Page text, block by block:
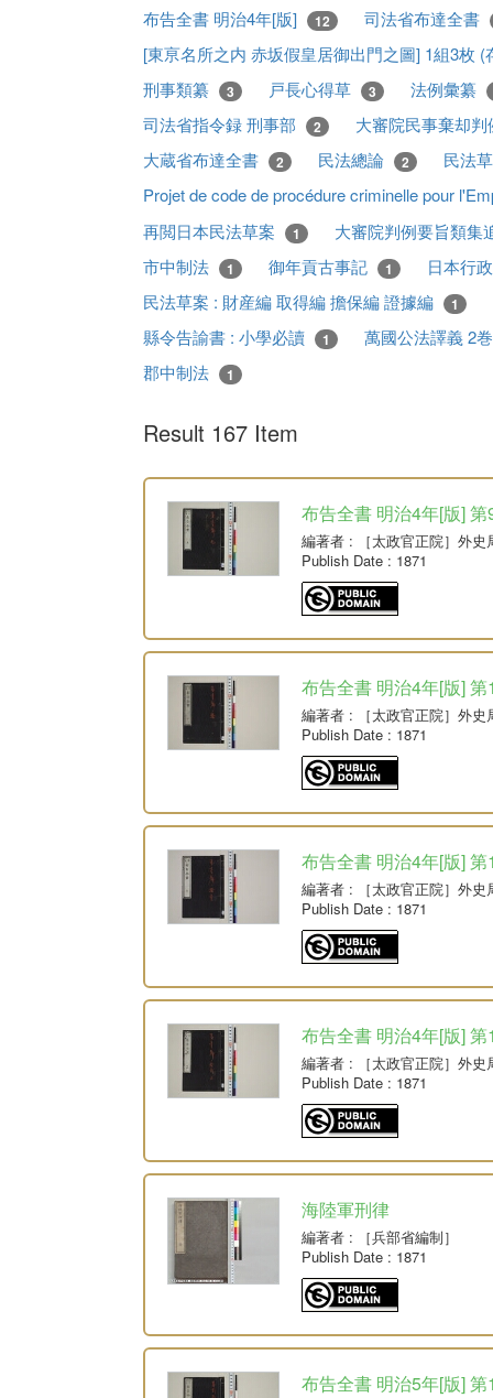
布告全書 明治4年[版]
12
司法省布達全書
[東亰名所之内 赤坂假皇居御出門之圖] 1組3枚
刑事類纂
3 戸長心得草 3
法例彙纂
司法省指令録 刑事部
2
大審院民事棄却
大蔵省布達全書
2 民法總論 2
民法
Projet de code de procédure criminelle pour
再閲日本民法草案
1
大審院判例要旨類集
市中制法
1 御年貢古事記 1
日本行
民法草案 : 財産編 取得編 擔保編 證據編
1
縣令告諭書 : 小學必讀 1
萬國公法譯義 2
郡中制法
1
Result 167 Item
布告全書 明治4年[版] 第
編著者 : ［太政官正院］外史
Publish Date : 1871
布告全書 明治4年[版] 第
編著者 : ［太政官正院］外史
Publish Date : 1871
布告全書 明治4年[版] 第
編著者 : ［太政官正院］外史
Publish Date : 1871
布告全書 明治4年[版] 第
編著者 : ［太政官正院］外史
Publish Date : 1871
海陸軍刑律
編著者 : ［兵部省編制］
Publish Date : 1871
布告全書 明治5年[版] 第